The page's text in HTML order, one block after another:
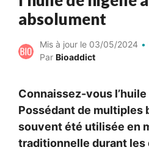
absolument
Mis à jour le 03/05/2024
Par Bioaddict
Connaissez-vous
Possédant de multiples
souvent été utilisée en
traditionnelle durant les